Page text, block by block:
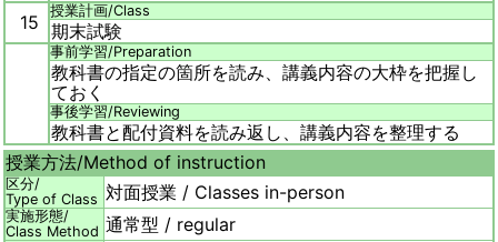
15
授業計画/Class
期末試験
事前学習/Preparation
教科書の指定の箇所を読み、講義内容の大枠を把握し
ておく
事後学習/Reviewing
教科書と配付資料を読み返し、講義内容を整理する
授業方法/Method of instruction
区分/
Type of Class 対面授業 / Classes in-person
実施形態/
Class Method 通常型 / regular